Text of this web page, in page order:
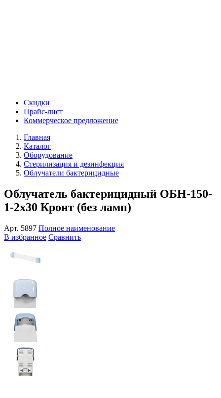
Скидки
Прайс-лист
Коммерческое предложение
Главная
Каталог
Оборудование
Стерилизация и дезинфекция
Облучатели бактерицидные
Облучатель бактерицидный ОБН-150-
1-2x30 Кронт (без ламп)
Арт. 5897 Полное наименование
В избранное Сравнить